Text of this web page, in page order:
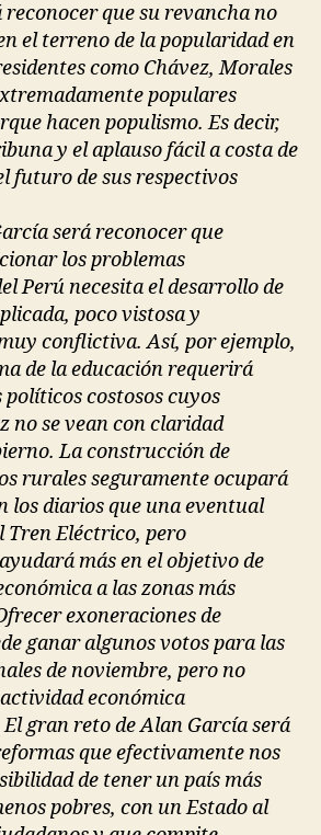
que su revancha no
el terreno de la popularidad en
como Chávez, Morales
populares
hacen populismo. Es decir,
y el aplauso fácil a costa de
futuro de sus respectivos
será reconocer que
los problemas
Perú necesita el desarrollo de
poco vistosa y
conflictiva. Así, por ejemplo,
de la educación requerirá
costosos cuyos
no se vean con claridad
La construcción de
rurales seguramente ocupará
los diarios que una eventual
Tren Eléctrico, pero
más en el objetivo de
a las zonas más
exoneraciones de
ganar algunos votos para las
de noviembre, pero no
económica
gran reto de Alan García será
que efectivamente nos
de tener un país más
pobres, con un Estado al